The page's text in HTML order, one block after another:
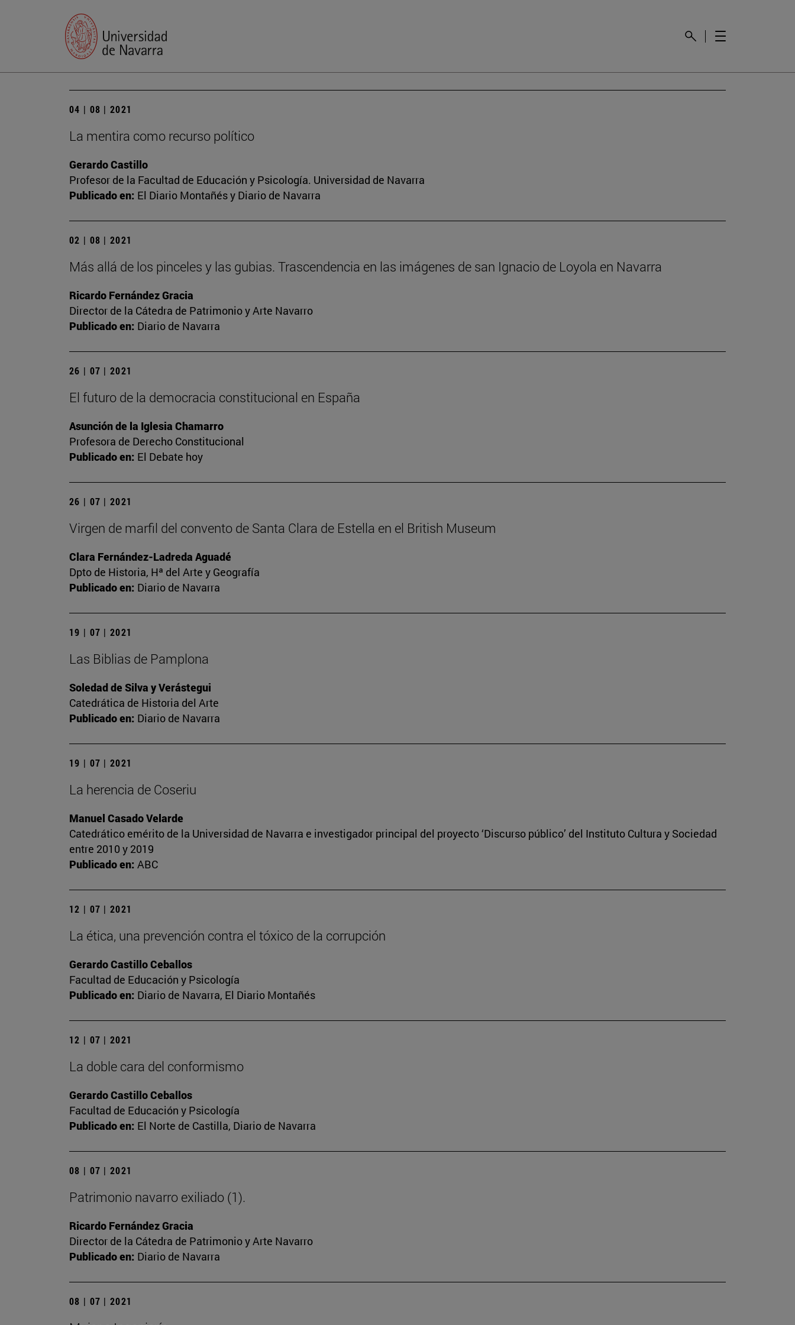
04 | 08 | 2021
La mentira como recurso político
Gerardo Castillo
Profesor de la Facultad de Educación y Psicología. Universidad de Navarra
Publicado en: El Diario Montañés y Diario de Navarra
02 | 08 | 2021
Más allá de los pinceles y las gubias. Trascendencia en las imágenes de san Ignacio de Loyola en Navarra
Ricardo Fernández Gracia
Director de la Cátedra de Patrimonio y Arte Navarro
Publicado en: Diario de Navarra
26 | 07 | 2021
El futuro de la democracia constitucional en España
Asunción de la Iglesia Chamarro
Profesora de Derecho Constitucional
Publicado en: El Debate hoy
26 | 07 | 2021
Virgen de marfil del convento de Santa Clara de Estella en el British Museum
Clara Fernández-Ladreda Aguadé
Dpto de Historia, Hª del Arte y Geografía
Publicado en: Diario de Navarra
19 | 07 | 2021
Las Biblias de Pamplona
Soledad de Silva y Verástegui
Catedrática de Historia del Arte
Publicado en: Diario de Navarra
19 | 07 | 2021
La herencia de Coseriu
Manuel Casado Velarde
Catedrático emérito de la Universidad de Navarra e investigador principal del proyecto ‘Discurso público’ del Instituto Cultura y Sociedad
entre 2010 y 2019
Publicado en: ABC
12 | 07 | 2021
La ética, una prevención contra el tóxico de la corrupción
Gerardo Castillo Ceballos
Facultad de Educación y Psicología
Publicado en: Diario de Navarra, El Diario Montañés
12 | 07 | 2021
La doble cara del conformismo
Gerardo Castillo Ceballos
Facultad de Educación y Psicología
Publicado en: El Norte de Castilla, Diario de Navarra
08 | 07 | 2021
Patrimonio navarro exiliado (1).
Ricardo Fernández Gracia
Director de la Cátedra de Patrimonio y Arte Navarro
Publicado en: Diario de Navarra
08 | 07 | 2021